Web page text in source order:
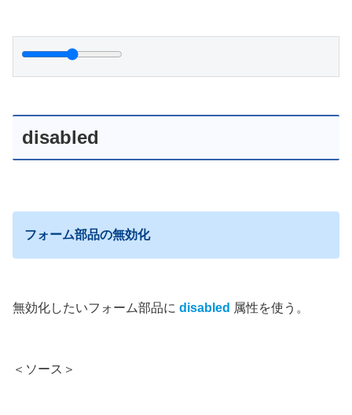
disabled
フォーム部品の無効化
無効化したいフォーム部品に disabled 属性を使う。
＜ソース＞